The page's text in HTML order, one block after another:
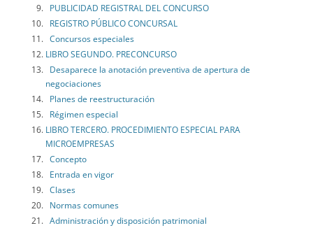
PUBLICIDAD REGISTRAL DEL CONCURSO
REGISTRO PÚBLICO CONCURSAL
Concursos especiales
LIBRO SEGUNDO. PRECONCURSO
Desaparece la anotación preventiva de apertura de
negociaciones
Planes de reestructuración
Régimen especial
LIBRO TERCERO. PROCEDIMIENTO ESPECIAL PARA
MICROEMPRESAS
Concepto
Entrada en vigor
Clases
Normas comunes
Administración y disposición patrimonial